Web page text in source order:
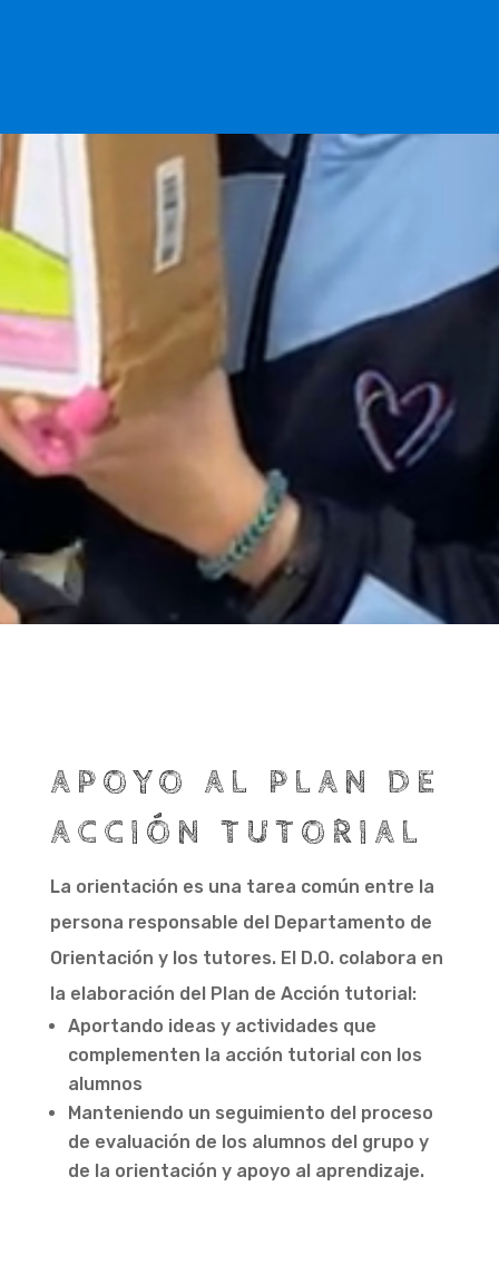
APOYO AL PLAN DE
ACCIÓN TUTORIAL
La orientación es una tarea común entre la
persona responsable del Departamento de
Orientación y los tutores. El D.O. colabora en
la elaboración del Plan de Acción tutorial:
Aportando ideas y actividades que
complementen la acción tutorial con los
alumnos
Manteniendo un seguimiento del proceso
de evaluación de los alumnos del grupo y
de la orientación y apoyo al aprendizaje.